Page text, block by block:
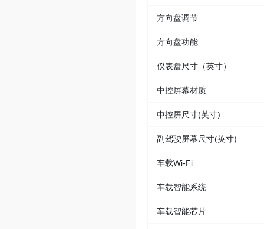
方向盘调节
方向盘功能
仪表盘尺寸（英寸）
中控屏幕材质
中控屏尺寸(英寸)
副驾驶屏幕尺寸(英寸)
车载Wi-Fi
车载智能系统
车载智能芯片